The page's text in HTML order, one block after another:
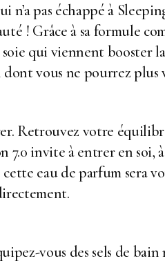
pas échappé à
! Grâce à sa formule
soie qui viennent booster
vous ne pourrez plus
Retrouvez votre
7.0 invite à entrer en soi,
eau de parfum sera
vous des sels de bain